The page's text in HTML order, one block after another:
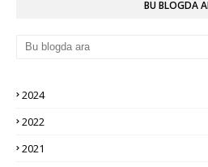
BU BLOGDA
2024
2022
2021